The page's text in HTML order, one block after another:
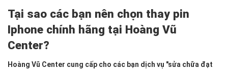
Tại sao các bạn nên chọn thay pin
Iphone chính hãng tại Hoàng Vũ
Center?
Hoàng Vũ Center cung cấp cho các bạn dịch vụ "sửa chữa đạt